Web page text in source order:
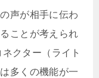
声が相手に伝わ
ことが考えられ
クター（ライト
多くの機能が一